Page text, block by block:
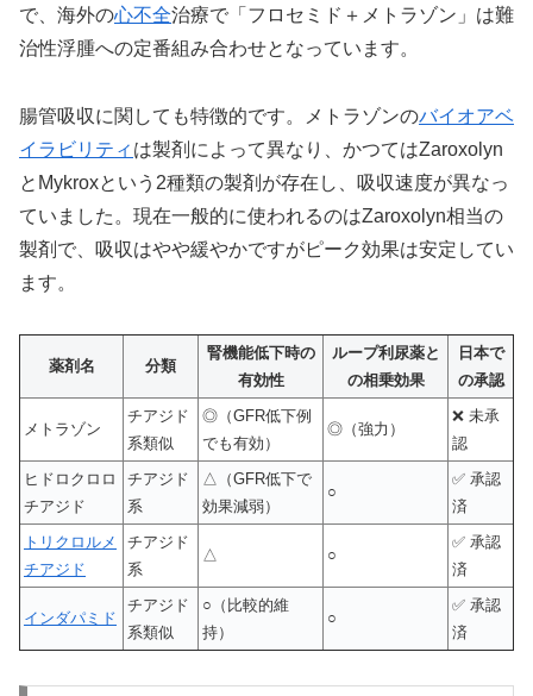
で、海外の心不全治療で「フロセミド＋メトラゾン」は難
治性浮腫への定番組み合わせとなっています。
腸管吸収に関しても特徴的です。メトラゾンのバイオアベ
イラビリティ は製剤によって異なり、かつてはZaroxolyn
とMykroxという2種類の製剤が存在し、吸収速度が異なっ
ていました。現在一般的に使われるのはZaroxolyn相当の
製剤で、吸収はやや緩やかですがピーク効果は安定してい
ます。
薬剤名 分類
腎機能低下時の
有効性
ループ利尿薬と
の相乗効果
日本で
の承認
メトラゾン
チアジド
系類似
◎（GFR低下例
でも有効）
◎（強力）
❌ 未承
認
ヒドロクロロ
チアジド
チアジド
系
△（GFR低下で
効果減弱）
○
✅ 承認
済
トリクロルメ
チアジド
チアジド
系
△ ○
✅ 承認
済
インダパミド
チアジド
系類似
○（比較的維
持）
○
✅ 承認
済